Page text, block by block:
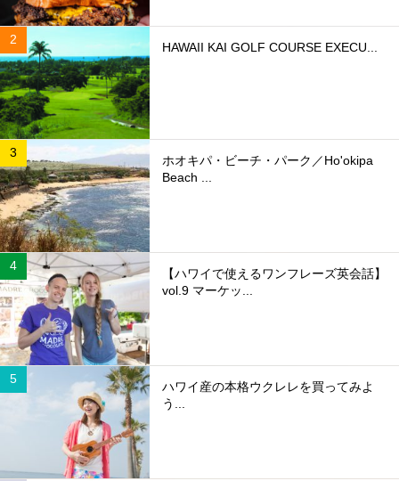
HAWAII KAI GOLF COURSE EXECU...
ホオキパ・ビーチ・パーク／Ho'okipa
Beach ...
【ハワイで使えるワンフレーズ英会話】
vol.9 マーケッ...
ハワイ産の本格ウクレレを買ってみよ
う...